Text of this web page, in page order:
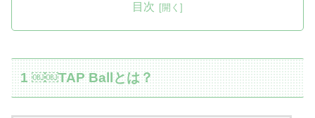
目次
1 ￼￼TAP Ballとは？